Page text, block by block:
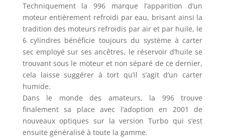
Techniquement la 996 marque l’apparition d’un
moteur entièrement refroidi par eau, brisant ainsi la
tradition des moteurs refroidis par air et par huile, le
6 cylindres bénéficie toujours du système à carter
sec employé sur ses ancêtres, le réservoir d’huile se
trouvant sous le moteur et non séparé de ce dernier,
cela laisse suggérer à tort qu’il s’agit d’un carter
humide.
Dans le monde des amateurs, la 996 trouve
finalement sa place avec l’adoption en 2001 de
nouveaux optiques sur la version Turbo qui s’est
ensuite généralisé à toute la gamme.